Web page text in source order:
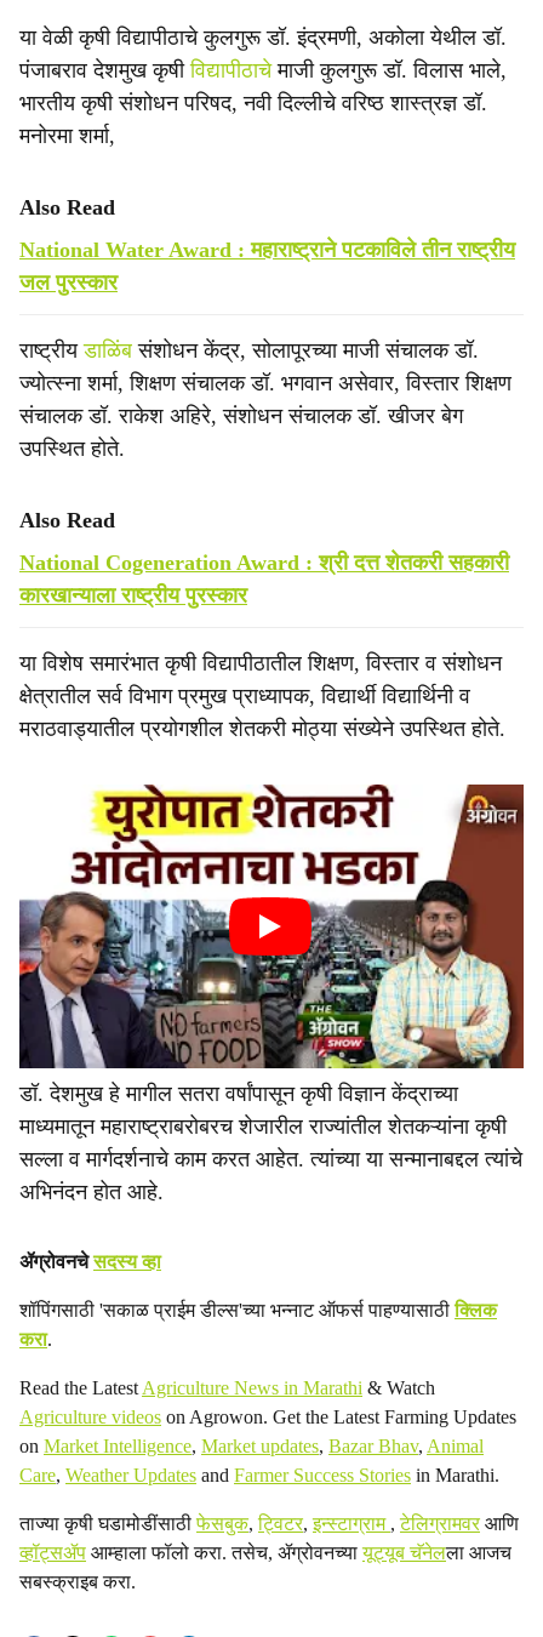
या वेळी कृषी विद्यापीठाचे कुलगुरू डॉ. इंद्रमणी, अकोला येथील डॉ.
पंजाबराव देशमुख कृषीविद्यापीठाचेमाजी कुलगुरू डॉ. विलास भाले,
भारतीय कृषी संशोधन परिषद, नवी दिल्लीचे वरिष्ठ शास्त्रज्ञ डॉ.
मनोरमा शर्मा,
Also Read
National Water Award : महाराष्ट्राने पटकाविले तीन राष्ट्रीय
जल पुरस्कार
राष्ट्रीयडाळिंबसंशोधन केंद्र, सोलापूरच्या माजी संचालक डॉ.
ज्योत्स्ना शर्मा, शिक्षण संचालक डॉ. भगवान असेवार, विस्तार शिक्षण
संचालक डॉ. राकेश अहिरे, संशोधन संचालक डॉ. खीजर बेग
उपस्थित होते.
Also Read
National Cogeneration Award : श्री दत्त शेतकरी सहकारी
कारखान्याला राष्ट्रीय पुरस्कार
या विशेष समारंभात कृषी विद्यापीठातील शिक्षण, विस्तार व संशोधन
क्षेत्रातील सर्व विभाग प्रमुख प्राध्यापक, विद्यार्थी विद्यार्थिनी व
मराठवाड्यातील प्रयोगशील शेतकरी मोठ्या संख्येने उपस्थित होते.
डॉ. देशमुख हे मागील सतरा वर्षांपासून कृषी विज्ञान केंद्राच्या
माध्यमातून महाराष्ट्राबरोबरच शेजारील राज्यांतील शेतकऱ्यांना कृषी
सल्ला व मार्गदर्शनाचे काम करत आहेत. त्यांच्या या सन्मानाबद्दल त्यांचे
अभिनंदन होत आहे.
ॲग्रोवनचेसदस्य व्हा
शॉपिंगसाठी 'सकाळ प्राईम डील्स'च्या भन्नाट ऑफर्स पाहण्यासाठीक्लिक
करा.
Read the Latest Agriculture News in Marathi & Watch
Agriculture videos on Agrowon. Get the Latest Farming Updates
on Market Intelligence, Market updates, Bazar Bhav, Animal
Care, Weather Updates and Farmer Success Stories in Marathi.
ताज्या कृषी घडामोडींसाठीफेसबुक,ट्विटर,इन्स्टाग्राम ,टेलिग्रामवरआणि
व्हॉट्सॲप आम्हाला फॉलो करा. तसेच, ॲग्रोवनच्यायूट्यूब चॅनेलला आजच
सबस्क्राइब करा.